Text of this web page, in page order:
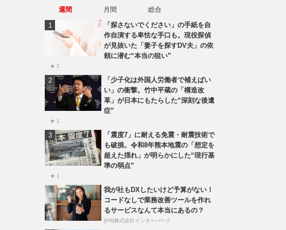
週間 月間
総合
「探さないでください」の手紙を自
作自演する卑怯な手口も。現役探偵
が見抜いた「妻子を探すDV夫」の依
頼に潜む“本当の狙い”
★ 2
「少子化は外国人労働者で補えばい
い」の衝撃。竹中平蔵の「構造改
革」が日本にもたらした“深刻な後遺
症”
★ 1
「震度7」に耐える免震・耐震技術で
も破損。令和8年熊本地震の「想定を
超えた揺れ」が明らかにした“現行基
準の弱点”
★ 1
我が社もDXしたいけど予算がない！
コードなしで業務改善ツールを作れ
るサービスなんて本当にあるの？
[PR]株式会社インターパーク